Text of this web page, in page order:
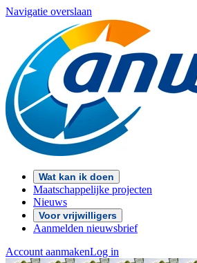
Navigatie overslaan
Wat kan ik doen
Maatschappelijke projecten
Nieuws
Voor vrijwilligers
Aanmelden nieuwsbrief
Account aanmakenLog in